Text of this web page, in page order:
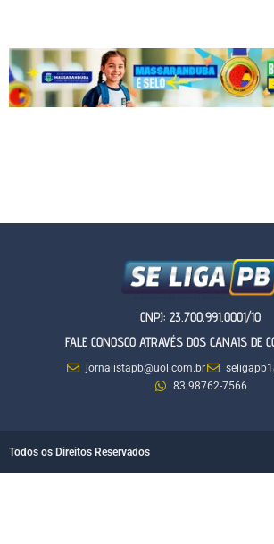
CNPJ: 23.700.991.0001/10
FALE CONOSCO ATRAVÉS DOS CANAIS DE
jornalistapb@uol.com.br
83 98762-7566
Todos os Direitos Reservados